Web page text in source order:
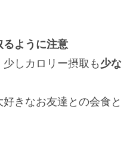
るように注意
しカロリー摂取も 少な
きなお友達との会食と